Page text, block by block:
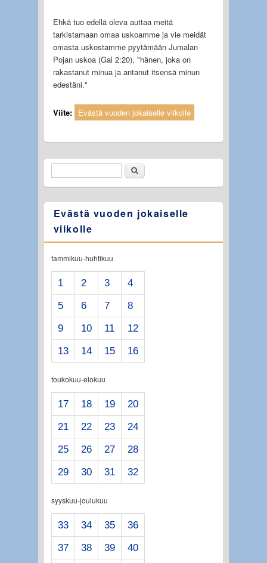
Ehkä tuo edellä oleva auttaa meitä
tarkistamaan omaa uskoamme ja vie meidät
omasta uskostamme pyytämään Jumalan
Pojan uskoa (Gal 2:20), "hänen, joka on
rakastanut minua ja antanut itsensä minun
edestäni."
Viite: Evästä vuoden jokaiselle viikolle
HakulomakeEtsi
Evästä vuoden jokaiselle
viikolle
tammikuu-huhtikuu
1 2 3
4
5
6 7
8
9
10 11
12
13
14 15 16
toukokuu-elokuu
17 18 19
20
21
22 23
24
25
26 27
28
29
30 31 32
syyskuu-joulukuu
33 34 35
36
37
38 39 40